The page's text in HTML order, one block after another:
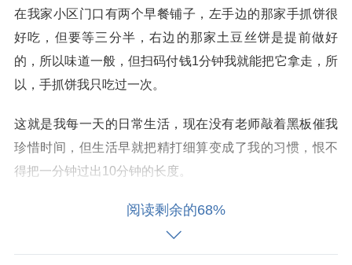
在我家小区门口有两个早餐铺子，左手边的那家手抓饼很
好吃，但要等三分半，右边的那家土豆丝饼是提前做好
的，所以味道一般，但扫码付钱1分钟我就能把它拿走，所
以，手抓饼我只吃过一次。
这就是我每一天的日常生活，现在没有老师敲着黑板催我
珍惜时间，但生活早就把精打细算变成了我的习惯，恨不
得把一分钟过出10分钟的长度。
其实哪只我一个人，放眼身边的每一个人，大家都一样，
看着倍速的视频，吃着省事的快餐，就连爱情，“聊了一周
还不能确定关系，就想着要放弃”这种话放在网上，也能得
阅读剩余的68%